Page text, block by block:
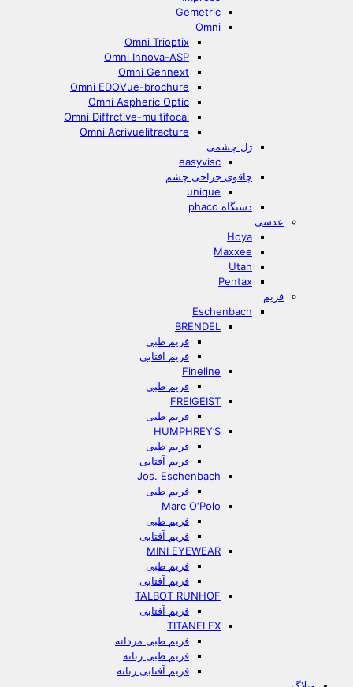
Gemetric
Omni
Omni Trioptix
Omni Innova-ASP
Omni Gennext
Omni EDOVue-brochure
Omni Aspheric Optic
Omni Diffrctive-multifocal
Omni Acrivuelitracture
ژل چشمی
easyvisc
چاقوی جراحی چشم
unique
دستگاه phaco
عدسی
Hoya
Maxxee
Utah
Pentax
فریم
Eschenbach
BRENDEL
فریم طبی
فریم آفتابی
Fineline
فریم طبی
FREIGEIST
فریم طبی
HUMPHREY’S
فریم طبی
فریم آفتابی
Jos. Eschenbach
فریم طبی
Marc O‘Polo
فریم طبی
فریم آفتابی
MINI EYEWEAR
فریم طبی
فریم آفتابی
TALBOT RUNHOF
فریم آفتابی
TITANFLEX
فریم طبی مردانه
فریم طبی زنانه
فریم آفتابی زنانه